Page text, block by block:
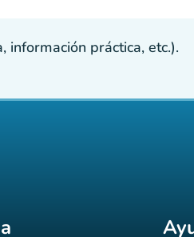
práctica, etc.).